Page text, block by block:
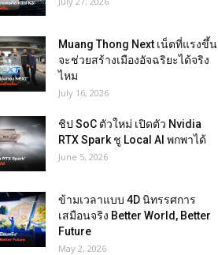
Muang Thong Next เน็ตที่แรงขึ้น
จะช่วยสร้างเมืองอัจฉริยะได้จริง
ไหม
July 16, 2026
ชิป SoC ตัวใหม่ เปิดตัว Nvidia
RTX Spark ชู Local AI พกพาได้
June 5, 2026
ข้ามเวลาแบบ 4D นิทรรศการ
เสมือนจริง Better World, Better
Future
May 2, 2026